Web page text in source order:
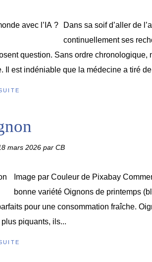
Dans sa soif d’aller de
continuellement ses
question. Sans ordre chronologique,
Il est indéniable que la médecine a tiré
mars 2026 par CB
Image par Couleur de Pixabay
bonne variété Oignons de printemps
pour une consommation fraîche.
plus piquants, ils...